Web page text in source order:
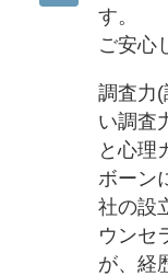
す。
ご安心
調査力
い調査
と心理
ボーン
社の設
ウンセ
が、経